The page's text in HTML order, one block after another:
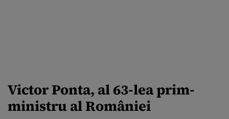
Victor Ponta, al 63-lea prim-
ministru al României